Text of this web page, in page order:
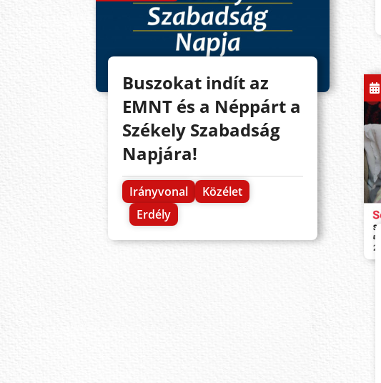
Buszokat indít az
EMNT és a Néppárt a
Székely Szabadság
Napjára!
Irányvonal
Közélet
Erdély